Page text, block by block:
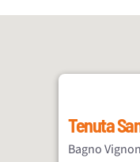
Tenuta
Bagno